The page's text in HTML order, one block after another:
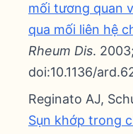
mối tương quan
qua mối liên hệ
Rheum Dis.
doi:10.1136/
Reginato AJ,
Sụn khớp trong